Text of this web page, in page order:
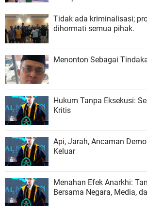
Tidak ada kriminalisasi;
dihormati semua pihak.
Menonton Sebagai
Hukum Tanpa Eksekusi:
Kritis
Api, Jarah, Ancaman
Keluar
Menahan Efek Anarkhi:
Bersama Negara, Media,